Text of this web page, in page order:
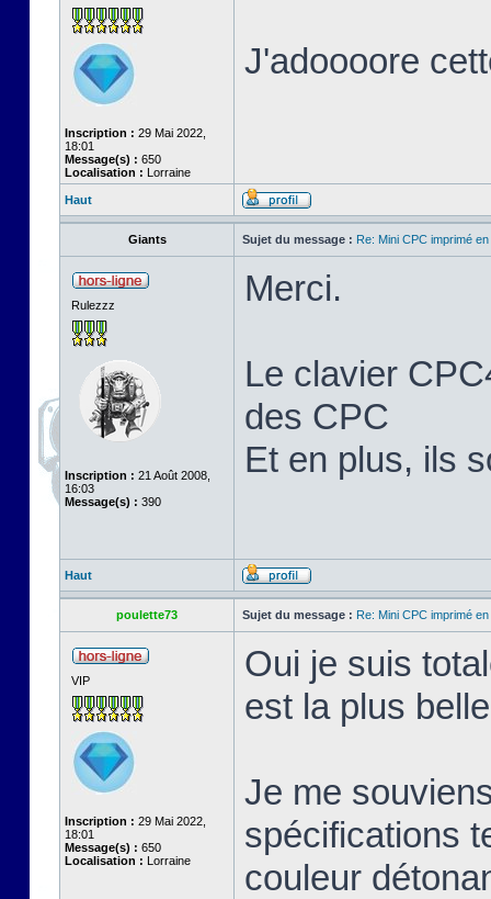
Inscription : 29 Mai 2022,
18:01
Message(s) : 650
Localisation : Lorraine
J'adoooore
Haut
Giants Sujet du message : Re: Mini CPC imprimé
Rulezzz
Inscription : 21 Août 2008,
16:03
Message(s) : 390
Merci.
Le clavier
des CPC
Et en plus, ils
Haut
poulette73 Sujet du message : Re: Mini CPC imprimé
VIP
Inscription : 29 Mai 2022,
18:01
Message(s) : 650
Localisation : Lorraine
Oui je suis
est la plus
Je me
spécifications
couleur